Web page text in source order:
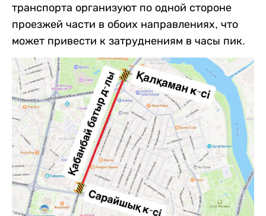
транспорта организуют по одной стороне
проезжей части в обоих направлениях, что
может привести к затруднениям в часы пик.